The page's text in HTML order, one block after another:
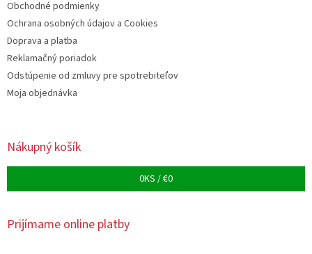
Obchodné podmienky
Ochrana osobných údajov a Cookies
Doprava a platba
Reklamačný poriadok
Odstúpenie od zmluvy pre spotrebiteľov
Moja objednávka
Nákupný košík
0KS /€0
Prijímame online platby